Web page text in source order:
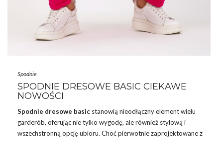
Spodnie
SPODNIE DRESOWE BASIC CIEKAWE
NOWOŚCI
Spodnie dresowe basic stanowią nieodłączny element wielu
garderób, oferując nie tylko wygodę, ale również stylową i
wszechstronną opcję ubioru. Choć pierwotnie zaprojektowane z